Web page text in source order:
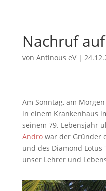
Nachruf
von Antinous eV|
Am Sonntag, am
in einem Krankenhaus
seinem 79. Lebensjahr
Androwar der Gründer
und des Diamond Lotus
unser Lehrer und